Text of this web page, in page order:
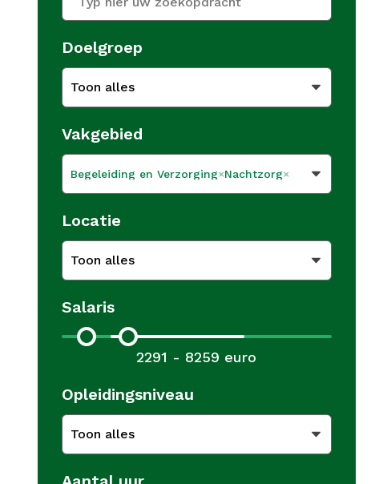
Doelgroep
Toon alles
Vakgebied
Begeleiding en Verzorging Nachtzorg
Locatie
Toon alles
Salaris
2291 - 8259 euro
Opleidingsniveau
Toon alles